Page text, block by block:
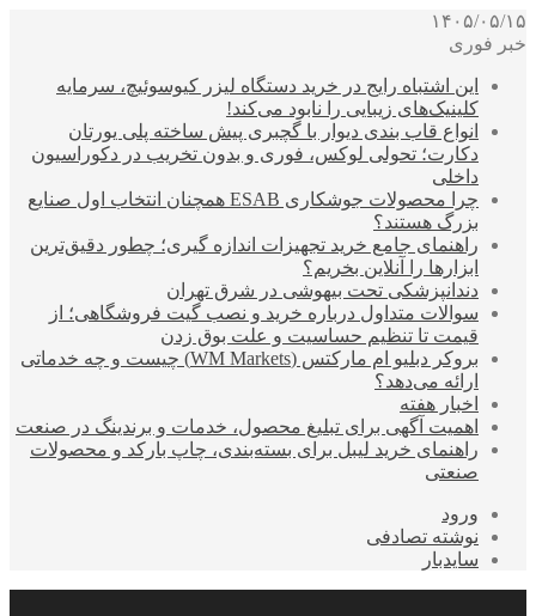
۱۴۰۵/۰۵/۱۵
خبر فوری
این اشتباه رایج در خرید دستگاه لیزر کیوسوئیچ، سرمایه
کلینیک‌های زیبایی را نابود می‌کند!
انواع قاب بندی دیوار با گچبری پیش ساخته پلی یورتان
دکارت؛ تحولی لوکس، فوری و بدون تخریب در دکوراسیون
داخلی
چرا محصولات جوشکاری ESAB همچنان انتخاب اول صنایع
بزرگ هستند؟
راهنمای جامع خرید تجهیزات اندازه گیری؛ چطور دقیق‌ترین
ابزارها را آنلاین بخریم؟
دندانپزشکی تحت بیهوشی در شرق تهران
سوالات متداول درباره خرید و نصب گیت فروشگاهی؛ از
قیمت تا تنظیم حساسیت و علت بوق زدن
بروکر دبلیو ام مارکتس (WM Markets) چیست و چه خدماتی
ارائه می‌دهد؟
اخبار هفته
اهمیت آگهی برای تبلیغ محصول، خدمات و برندینگ در صنعت
راهنمای خرید لیبل برای بسته‌بندی، چاپ بارکد و محصولات
صنعتی
ورود
نوشته تصادفی
سایدبار